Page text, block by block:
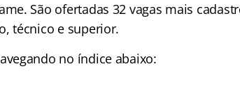
São ofertadas 32 vagas mais
técnico e superior.
no índice abaixo: